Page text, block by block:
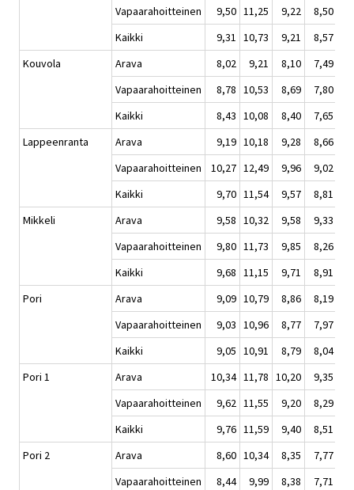
Vapaarahoitteinen
9,50 11,25 9,22
8,50
Kaikki
9,31 10,73 9,21
8,57
Kouvola
Arava 8,02 9,21 8,10
7,49
Vapaarahoitteinen
8,78 10,53 8,69
7,80
Kaikki
8,43 10,08 8,40
7,65
Lappeenranta
Arava 9,19 10,18 9,28
8,66
Vapaarahoitteinen
10,27 12,49 9,96
9,02
Kaikki
9,70 11,54 9,57
8,81
Mikkeli
Arava 9,58 10,32 9,58
9,33
Vapaarahoitteinen
9,80 11,73 9,85
8,26
Kaikki
9,68 11,15 9,71
8,91
Pori
Arava 9,09 10,79 8,86
8,19
Vapaarahoitteinen
9,03 10,96 8,77
7,97
Kaikki
9,05 10,91 8,79
8,04
Pori 1
Arava 10,34 11,78 10,20
9,35
Vapaarahoitteinen
9,62 11,55 9,20
8,29
Kaikki
9,76 11,59 9,40
8,51
Pori 2
Arava 8,60 10,34 8,35
7,77
Vapaarahoitteinen
8,44 9,99 8,38 7,71